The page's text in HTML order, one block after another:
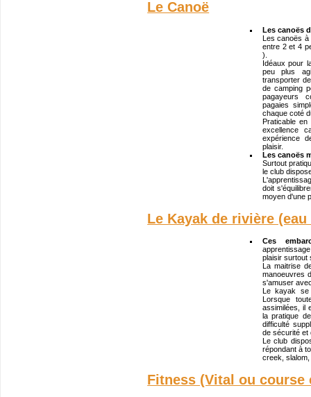
Le Canoë
Les canoës
Les canoës à
entre 2 et 4
).
Idéaux pour
peu plus
transporter
de camping
pagayeurs
pagaies
chaque coté
Praticable en
excellence
expérience
plaisir.
Les canoës
Surtout
le club
doit
moyen d'une
Le Kayak de rivière
Ces
plaisir surtout
La maitrise
manoeuvres
s'amuser
Le kayak
Lorsque
assimilées, il
la pratique
difficulté
de sécurité et
Le club
répondant à
creek,
Fitness (Vital ou course